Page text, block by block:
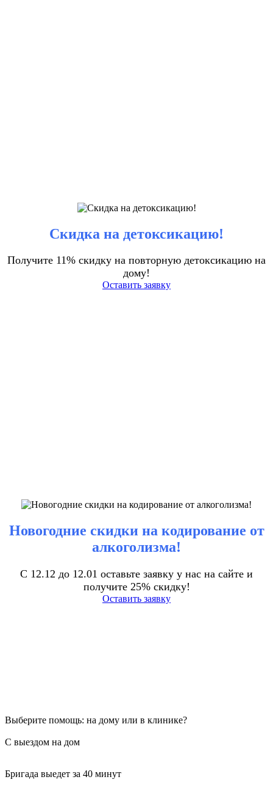
Скидка на детоксикацию!
Получите 11% скидку на повторную детоксикацию на
дому!
Оставить заявку
Новогодние скидки на кодирование от
алкоголизма!
С 12.12 до 12.01 оставьте заявку у нас на сайте и
получите 25% скидку!
Оставить заявку
Выберите помощь: на дому или в клинике?
С выездом на дом
Бригада выедет за 40 минут